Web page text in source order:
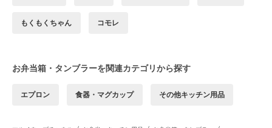
もくもくちゃん コモレ
お弁当箱・タンブラーを関連カテゴリから探す
エプロン 食器・マグカップ その他キッチン用品